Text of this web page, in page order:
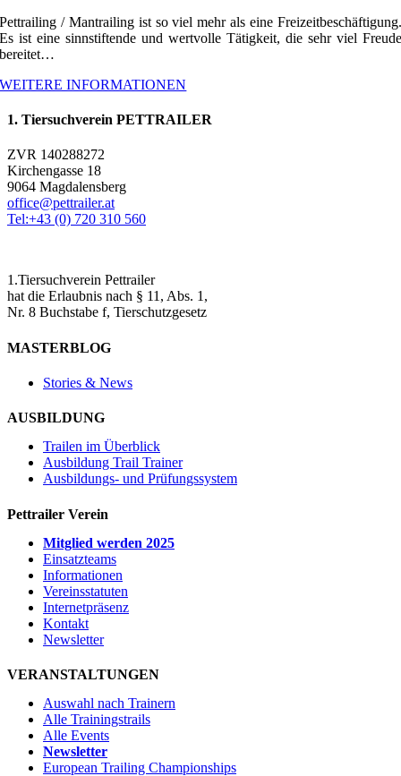
Pettrailing / Mantrailing ist so viel mehr als eine Freizeitbeschäftigung.
Es ist eine sinnstiftende und wertvolle Tätigkeit, die sehr viel Freude
bereitet…
WEITERE INFORMATIONEN
1. Tiersuchverein PETTRAILER
ZVR 140288272
Kirchengasse 18
9064 Magdalensberg
office@pettrailer.at
Tel:+43 (0) 720 310 560
1.Tiersuchverein Pettrailer
hat die Erlaubnis nach § 11, Abs. 1,
Nr. 8 Buchstabe f, Tierschutzgesetz
MASTERBLOG
Stories & News
AUSBILDUNG
Trailen im Überblick
Ausbildung Trail Trainer
Ausbildungs- und Prüfungssystem
Pettrailer Verein
Mitglied werden 2025
Einsatzteams
Informationen
Vereinsstatuten
Internetpräsenz
Kontakt
Newsletter
VERANSTALTUNGEN
Auswahl nach Trainern
Alle Trainingstrails
Alle Events
Newsletter
European Trailing Championships